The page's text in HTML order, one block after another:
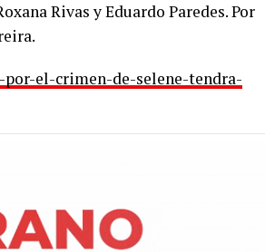
Rivas y Eduardo Paredes. Por
el-crimen-de-selene-tendra-